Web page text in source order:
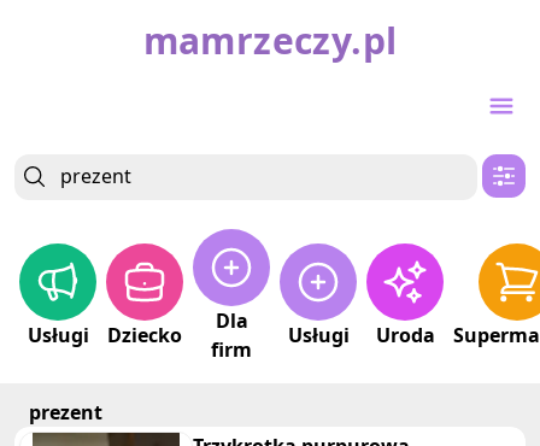
mamrzeczy.pl
Usługi Dziecko
Dla
firm
Usługi Uroda
prezent